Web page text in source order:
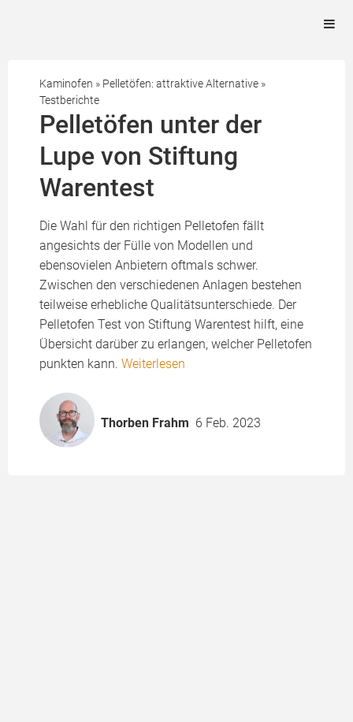
Kaminofen » Pelletöfen: attraktive Alternative »
Testberichte
Pelletöfen unter der
Lupe von Stiftung
Warentest
Die Wahl für den richtigen Pelletofen fällt
angesichts der Fülle von Modellen und
ebensovielen Anbietern oftmals schwer.
Zwischen den verschiedenen Anlagen bestehen
teilweise erhebliche Qualitätsunterschiede. Der
Pelletofen Test von Stiftung Warentest hilft, eine
Übersicht darüber zu erlangen, welcher Pelletofen
punkten kann. Weiterlesen
Thorben Frahm 6 Feb. 2023